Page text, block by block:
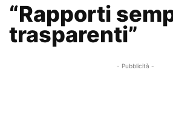
“Rapporti
trasparenti”
- Pubblicità -